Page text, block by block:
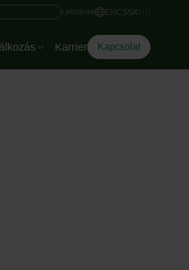
Gyors hozzáférés
Letöltések ENCSSK
Karrier Kapcsolat